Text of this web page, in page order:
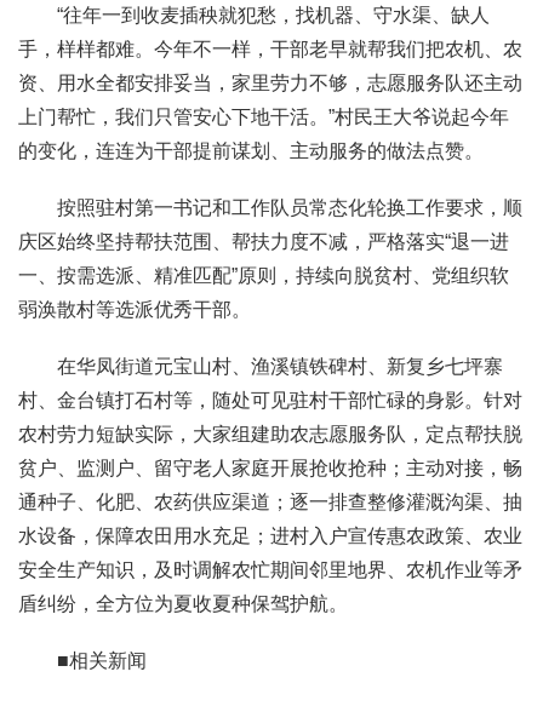
“往年一到收麦插秧就犯愁，找机器、守水渠、缺人
手，样样都难。今年不一样，干部老早就帮我们把农机、农
资、用水全都安排妥当，家里劳力不够，志愿服务队还主动
上门帮忙，我们只管安心下地干活。”村民王大爷说起今年
的变化，连连为干部提前谋划、主动服务的做法点赞。
按照驻村第一书记和工作队员常态化轮换工作要求，顺
庆区始终坚持帮扶范围、帮扶力度不减，严格落实“退一进
一、按需选派、精准匹配”原则，持续向脱贫村、党组织软
弱涣散村等选派优秀干部。
在华凤街道元宝山村、渔溪镇铁碑村、新复乡七坪寨
村、金台镇打石村等，随处可见驻村干部忙碌的身影。针对
农村劳力短缺实际，大家组建助农志愿服务队，定点帮扶脱
贫户、监测户、留守老人家庭开展抢收抢种；主动对接，畅
通种子、化肥、农药供应渠道；逐一排查整修灌溉沟渠、抽
水设备，保障农田用水充足；进村入户宣传惠农政策、农业
安全生产知识，及时调解农忙期间邻里地界、农机作业等矛
盾纠纷，全方位为夏收夏种保驾护航。
■相关新闻